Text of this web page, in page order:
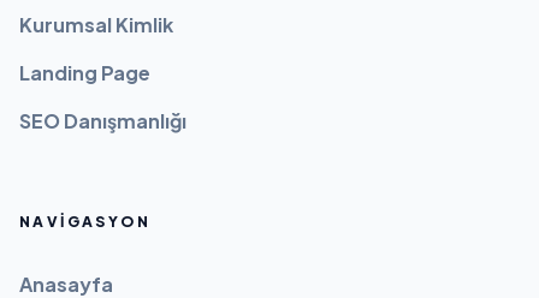
Kurumsal Kimlik
Landing Page
SEO Danışmanlığı
NAVIGASYON
Anasayfa